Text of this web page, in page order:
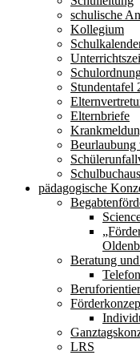
schulische
Kollegium
Stundentafel
Elternbriefe
Beurlaubung
pädagogische
Beratung
LRS